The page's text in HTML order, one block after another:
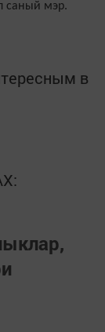
саный мэр.
в